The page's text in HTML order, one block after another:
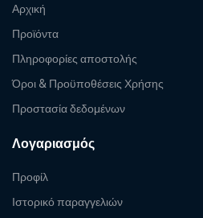
Αρχική
Προϊόντα
Πληροφορίες αποστολής
Όροι & Προϋποθέσεις Χρήσης
Προστασία δεδομένων
Λογαριασμός
Προφίλ
Ιστορικό παραγγελιών